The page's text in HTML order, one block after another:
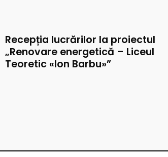
Recepția lucrărilor la proiectul
„Renovare energetică – Liceul
Teoretic «Ion Barbu»”